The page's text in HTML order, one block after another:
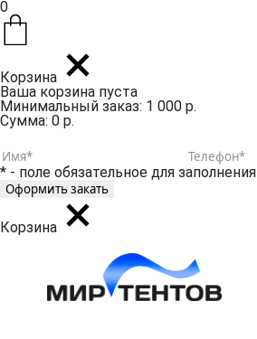
0
Корзина
Ваша корзина пуста
Минимальный заказ: 1 000 р.
Сумма: 0 р.
* - поле обязательное для заполнения
Корзина